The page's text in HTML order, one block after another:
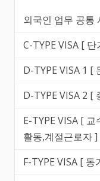
외국인 업무 공통
C-TYPE VISA [ 단
D-TYPE VISA 1 [
D-TYPE VISA 2 [
E-TYPE VISA [
활동,계절근로자 ]
F-TYPE VISA [